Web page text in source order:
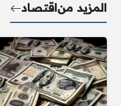
المزيد مناقتصاد